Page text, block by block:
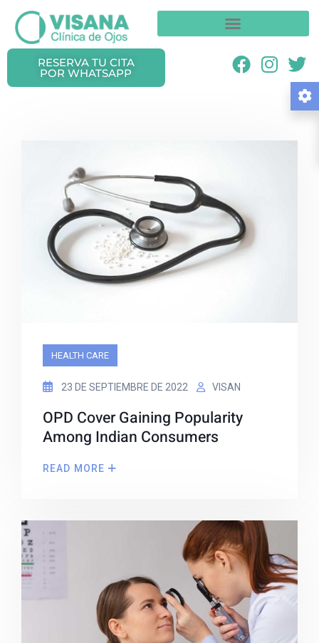
RESERVA TU CITA
POR WHATSAPP
HEALTH CARE
23 DE SEPTIEMBRE DE 2022 VISAN
OPD Cover Gaining Popularity
Among Indian Consumers
READ MORE